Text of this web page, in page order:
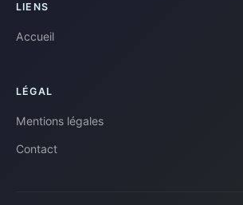
LIENS
Accueil
LÉGAL
Mentions légales
Contact